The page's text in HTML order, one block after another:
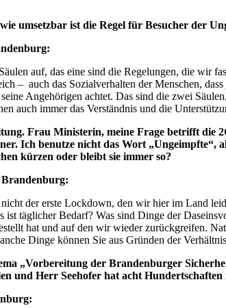
umsetzbar ist die Regel für Besucher der
auf, das eine sind die Regelungen, die wir
– auch das Sozialverhalten der Menschen,
Angehörigen achtet. Das sind die zwei
auch immer das Verständnis und die
Frau Ministerin, meine Frage betrifft die
Ich benutze nicht das Wort „Ungeimpfte“,
kürzen oder bleibt sie immer so?
Brandenburg:
der erste Lockdown, den wir hier im Land
ist täglicher Bedarf? Was sind Dinge der
hat und auf den wir wieder zurückgreifen.
Dinge können Sie aus Gründen der
„Vorbereitung der Brandenburger
und Herr Seehofer hat acht